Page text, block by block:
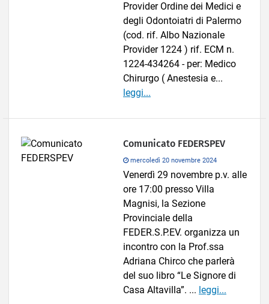
Provider Ordine dei Medici e
degli Odontoiatri di Palermo
(cod. rif. Albo Nazionale
Provider 1224 ) rif. ECM n.
1224-434264 - per: Medico
Chirurgo ( Anestesia e...
leggi...
Comunicato FEDERSPEV
mercoledì 20 novembre 2024
Venerdì 29 novembre p.v. alle
ore 17:00 presso Villa
Magnisi, la Sezione
Provinciale della
FEDER.S.P.EV. organizza un
incontro con la Prof.ssa
Adriana Chirco che parlerà
del suo libro “Le Signore di
Casa Altavilla”. ... leggi...